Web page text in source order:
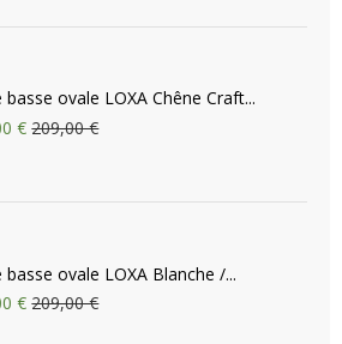
basse ovale LOXA Chêne Craft...
€ 209,00 €
basse ovale LOXA Blanche /...
€ 209,00 €